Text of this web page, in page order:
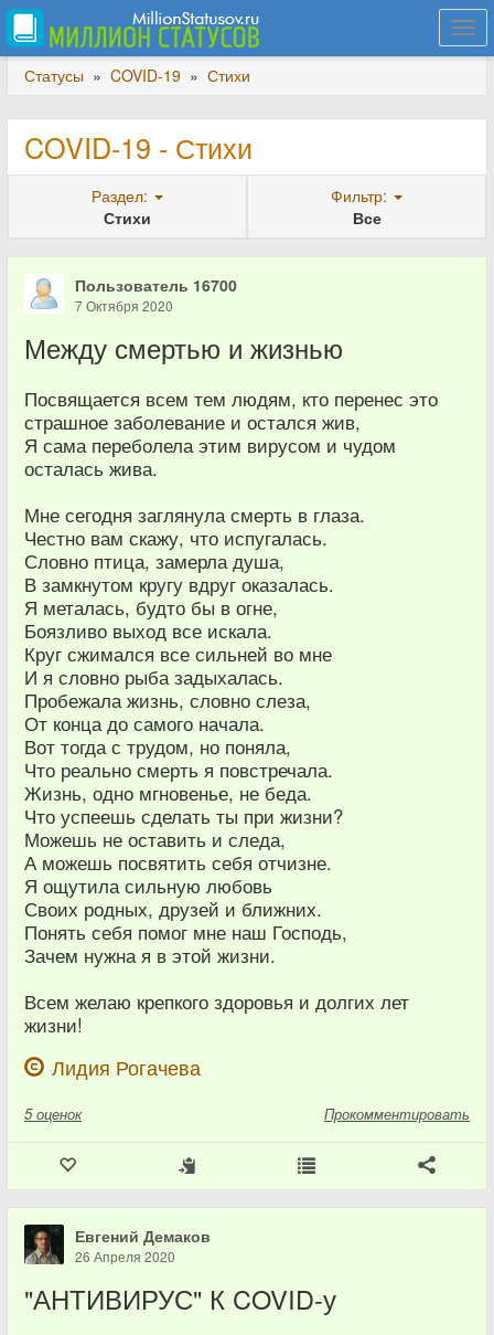
Статусы » COVID-19 » Стихи
COVID-19 - Стихи
Раздел:
Стихи
Фильтр:
Все
Пользователь 16700
7 Октября 2020
Между смертью и жизнью
Посвящается всем тем людям, кто перенес это
страшное заболевание и остался жив,
Я сама переболела этим вирусом и чудом
осталась жива.
Мне сегодня заглянула смерть в глаза.
Честно вам скажу, что испугалась.
Словно птица, замерла душа,
В замкнутом кругу вдруг оказалась.
Я металась, будто бы в огне,
Боязливо выход все искала.
Круг сжимался все сильней во мне
И я словно рыба задыхалась.
Пробежала жизнь, словно слеза,
От конца до самого начала.
Вот тогда с трудом, но поняла,
Что реально смерть я повстречала.
Жизнь, одно мгновенье, не беда.
Что успеешь сделать ты при жизни?
Можешь не оставить и следа,
А можешь посвятить себя отчизне.
Я ощутила сильную любовь
Своих родных, друзей и ближних.
Понять себя помог мне наш Господь,
Зачем нужна я в этой жизни.
Всем желаю крепкого здоровья и долгих лет
жизни!
Лидия Рогачева
5 оценок Прокомментировать
Евгений Демаков
26 Апреля 2020
"АНТИВИРУС" К COVID-у